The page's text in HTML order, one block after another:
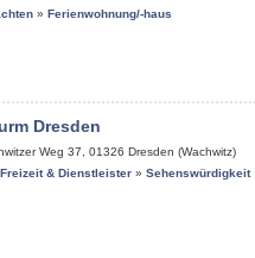
» Ferienwohnung/-haus
Dresden
Weg 37 01326 Dresden (Wachwitz)
& Dienstleister » Sehenswürdigkeit